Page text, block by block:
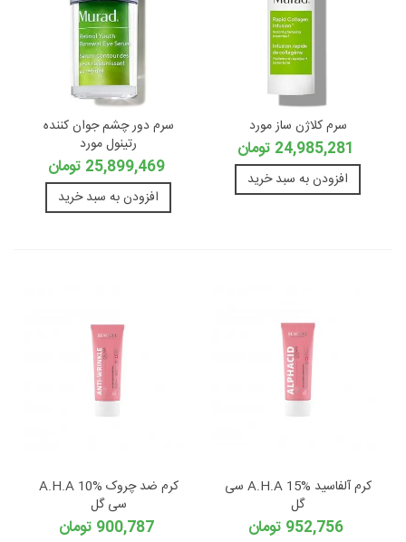
سرم کلاژن ساز مورد
24,985,281 تومان
افزودن به سبد خرید
سرم دور چشم جوان کننده
رتینول مورد
25,899,469 تومان
افزودن به سبد خرید
کرم آلفاسید A.H.A 15% سی
گل
952,756 تومان
کرم ضد چروک A.H.A 10%
سی گل
900,787 تومان